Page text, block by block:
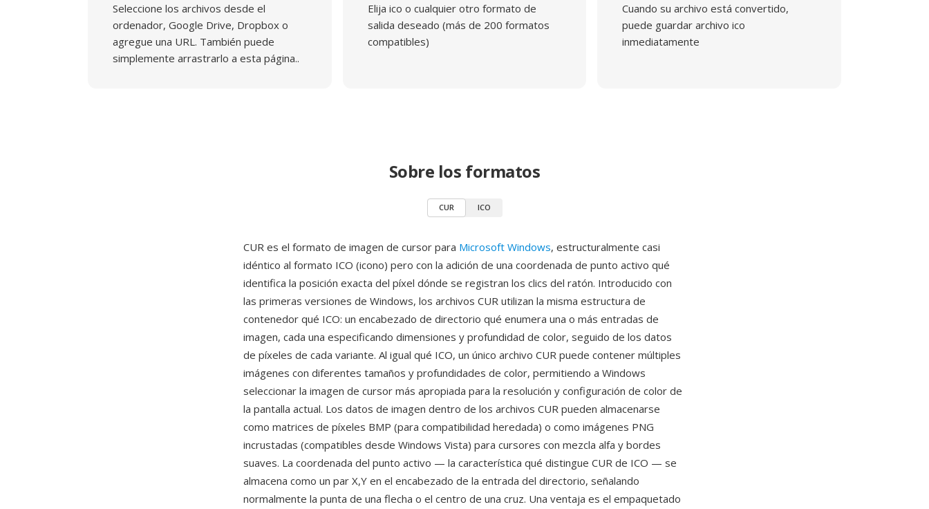
Seleccione los archivos desde el
ordenador, Google Drive, Dropbox o
agregue una URL. También puede
simplemente arrastrarlo a esta página..
Elija ico o cualquier otro formato de
salida deseado (más de 200 formatos
compatibles)
Cuando su archivo está convertido,
puede guardar archivo ico
inmediatamente
Sobre los formatos
CUR ICO
CUR es el formato de imagen de cursor para Microsoft Windows, estructuralmente casi
idéntico al formato ICO (icono) pero con la adición de una coordenada de punto activo qué
identifica la posición exacta del píxel dónde se registran los clics del ratón. Introducido con
las primeras versiones de Windows, los archivos CUR utilizan la misma estructura de
contenedor qué ICO: un encabezado de directorio qué enumera una o más entradas de
imagen, cada una especificando dimensiones y profundidad de color, seguido de los datos
de píxeles de cada variante. Al igual qué ICO, un único archivo CUR puede contener múltiples
imágenes con diferentes tamaños y profundidades de color, permitiendo a Windows
seleccionar la imagen de cursor más apropiada para la resolución y configuración de color de
la pantalla actual. Los datos de imagen dentro de los archivos CUR pueden almacenarse
como matrices de píxeles BMP (para compatibilidad heredada) o como imágenes PNG
incrustadas (compatibles desde Windows Vista) para cursores con mezcla alfa y bordes
suaves. La coordenada del punto activo — la característica qué distingue CUR de ICO — se
almacena como un par X,Y en el encabezado de la entrada del directorio, señalando
normalmente la punta de una flecha o el centro de una cruz. Una ventaja es el empaquetado